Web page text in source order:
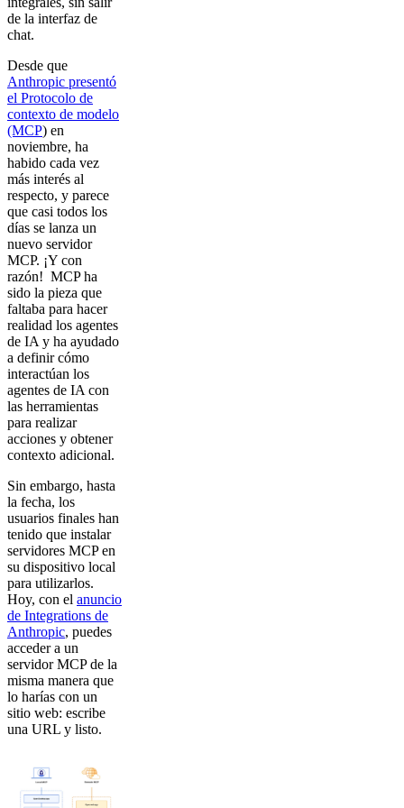
de la interfaz de
chat.
Desde que
Anthropic presentó
el Protocolo de
contexto de modelo
(MCP) en
noviembre, ha
habido cada vez
más interés al
respecto, y parece
que casi todos los
días se lanza un
nuevo servidor
MCP. ¡Y con
razón! MCP ha
sido la pieza que
faltaba para hacer
realidad los agentes
de IA y ha ayudado
a definir cómo
interactúan los
agentes de IA con
las herramientas
para realizar
acciones y obtener
contexto adicional.
Sin embargo, hasta
la fecha, los
usuarios finales han
tenido que instalar
servidores MCP en
su dispositivo local
para utilizarlos.
Hoy, con el anuncio
de Integrations de
Anthropic, puedes
acceder a un
servidor MCP de la
misma manera que
lo harías con un
sitio web: escribe
una URL y listo.